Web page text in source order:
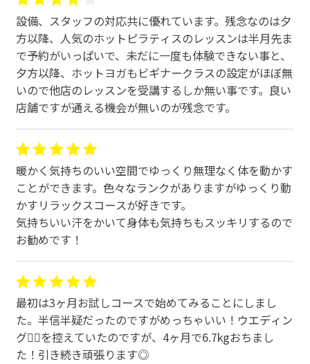
設備、スタッフの対応共に優れています。残念なのは夕
方以降、人気のホットピラティスのレッスンは半月先ま
で予約がいっぱいで、未だに一度も体験できない事と、
夕方以降、ホットヨガもビギナークラスの設定がほぼ無
いので他店のレッスンを受講するしか無い事です。良い
店舗ですが通える機会が無いのが残念です。
暖かく気持ちのいい空間でゆっくり無理なく体を動かす
ことができます。色々なランクがありますがゆっくり動
かすリラックスコースが好きです。
気持ちいい汗をかいて身体も気持ちもスッキリするので
お勧めです！
最初は3ヶ月お試しコースで始めてみることにしまし
た。半信半疑だったのですがめっちゃいい！ウエディン
グ👰‍♀️を控えていたのですが、4ヶ月で6.7kgおちまし
た！引き続き頑張ります◎